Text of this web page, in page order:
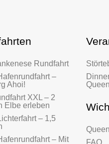
Rundfahrt
–
Ahoi!
XXL – 2
Elbe erleben
– 1,5
– Mit
Queen
FAQ